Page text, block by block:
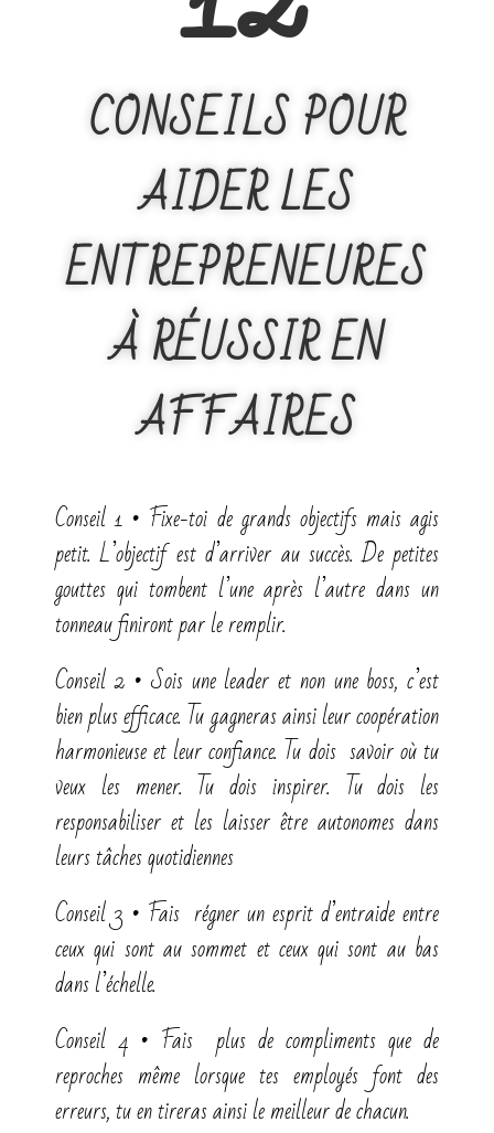
CONSEILS POUR
AIDER LES
ENTREPRENEURES
À RÉUSSIR EN
AFFAIRES
Conseil 1 • Fixe-toi de grands objectifs mais agis
petit. L’objectif est d’arriver au succès. De petites
gouttes qui tombent l’une après l’autre dans un
tonneau finiront par le remplir.
Conseil 2 • Sois une leader et non une boss, c’est
bien plus efficace. Tu gagneras ainsi leur coopération
harmonieuse et leur confiance. Tu dois savoir où tu
veux les mener. Tu dois inspirer. Tu dois les
responsabiliser et les laisser être autonomes dans
leurs tâches quotidiennes
Conseil 3 • Fais régner un esprit d’entraide entre
ceux qui sont au sommet et ceux qui sont au bas
dans l’échelle.
Conseil 4 • Fais plus de compliments que de
reproches même lorsque tes employés font des
erreurs, tu en tireras ainsi le meilleur de chacun.